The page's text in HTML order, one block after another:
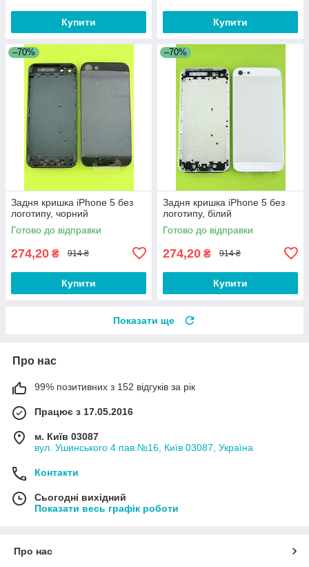
Купити Купити
–70%
Задня кришка iPhone 5 без
логотипу, чорний
Готово до відправки
274,20 ₴ 914 ₴
Купити
–70%
Задня кришка iPhone 5 без
логотипу, білий
Готово до відправки
274,20 ₴ 914 ₴
Купити
Показати ще
Про нас
99% позитивних з 152 відгуків за рік
Працює з 17.05.2016
м. Київ 03087
вул. Ушинського 4 пав.№16, Київ 03087, Україна
Контакти
Сьогодні вихідний
Показати весь графік роботи
Про нас